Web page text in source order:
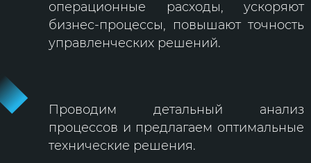
операционные расходы, ускоряют
бизнес-процессы, повышают точность
управленческих решений.
Проводим детальный анализ
процессов и предлагаем оптимальные
технические решения.